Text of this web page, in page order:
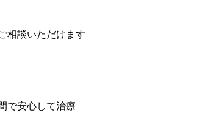
相談いただけます
で安心して治療